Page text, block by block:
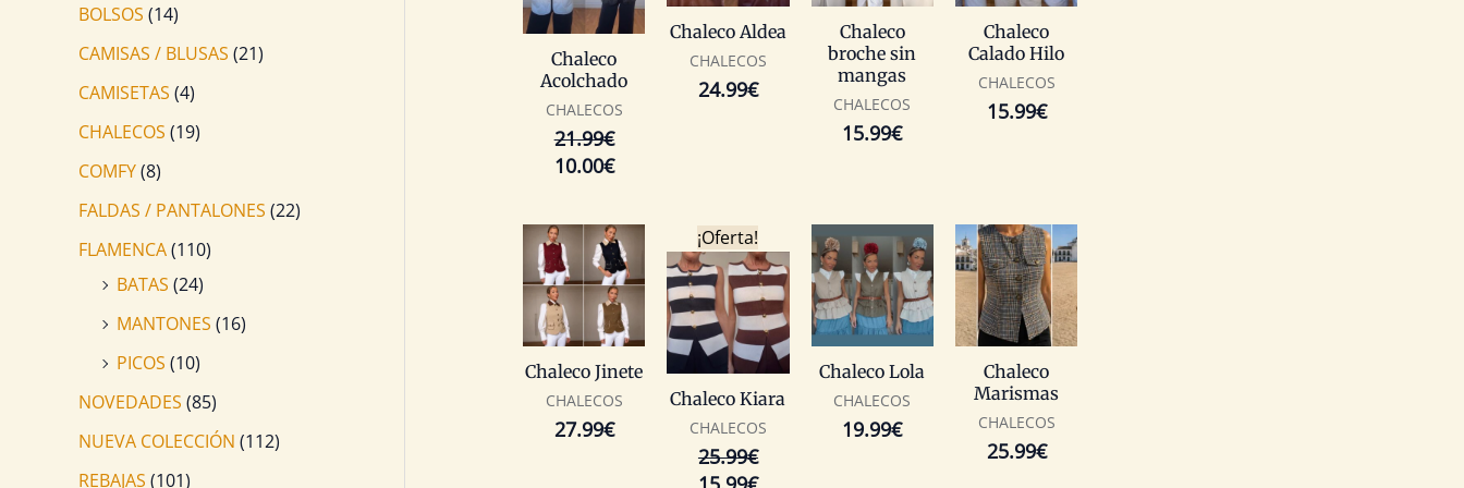
BOLSOS (14)
CAMISAS / BLUSAS (21)
CAMISETAS (4)
CHALECOS (19)
COMFY(8)
FALDAS / PANTALONES (22)
FLAMENCA(110)
BATAS (24)
MANTONES (16)
PICOS (10)
NOVEDADES (85)
NUEVA COLECCIÓN (112)
REBAJAS (101)
Chaleco
Acolchado
CHALECOS
21.99€
10.00€
Chaleco Aldea
CHALECOS
24.99€
Chaleco
broche sin
mangas
CHALECOS
15.99€
Chaleco
Calado Hilo
CHALECOS
15.99€
Chaleco Jinete
CHALECOS
27.99€
¡Oferta!
Chaleco Kiara
CHALECOS
25.99€
El
precio
original
era:
25.99€.
El
precio
actual
es:
15.99€.
Chaleco Lola
CHALECOS
19.99€
Chaleco
Marismas
CHALECOS
25.99€